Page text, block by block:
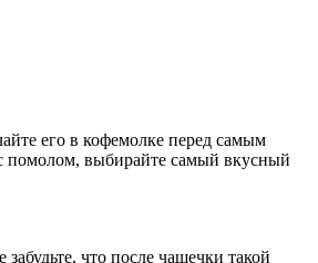
его в кофемолке перед самым
помолом, выбирайте самый вкусный
что после чашечки такой